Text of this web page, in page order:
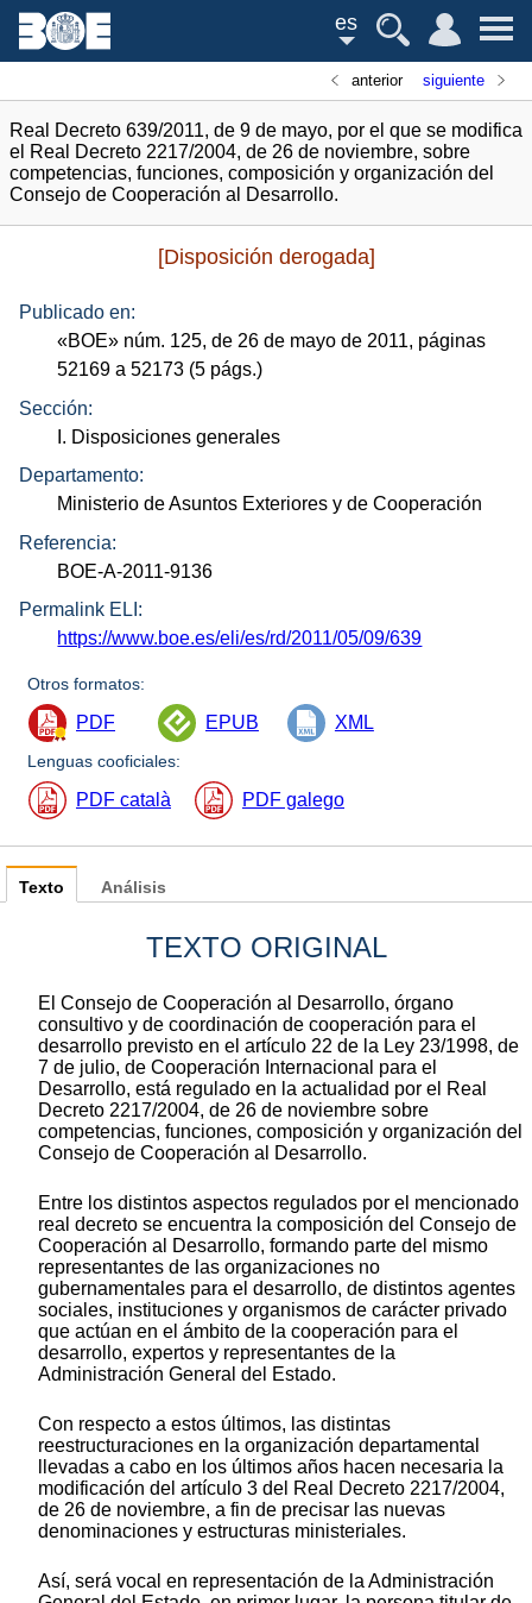
es
anterior siguiente
Real Decreto 639/2011, de 9 de mayo, por el que se modifica
el Real Decreto 2217/2004, de 26 de noviembre, sobre
competencias, funciones, composición y organización del
Consejo de Cooperación al Desarrollo.
[Disposición derogada]
Publicado en:
«BOE» núm. 125, de 26 de mayo de 2011, páginas
52169 a 52173 (5 págs.)
Sección:
I. Disposiciones generales
Departamento:
Ministerio de Asuntos Exteriores y de Cooperación
Referencia:
BOE-A-2011-9136
Permalink ELI:
https://www.boe.es/eli/es/rd/2011/05/09/639
Otros formatos:
PDF EPUB XML
Lenguas cooficiales:
PDF català PDF galego
Texto
TEXTO ORIGINAL
El Consejo de Cooperación al Desarrollo, órgano
consultivo y de coordinación de cooperación para el
desarrollo previsto en el artículo 22 de la Ley 23/1998, de
7 de julio, de Cooperación Internacional para el
Desarrollo, está regulado en la actualidad por el Real
Decreto 2217/2004, de 26 de noviembre sobre
competencias, funciones, composición y organización del
Consejo de Cooperación al Desarrollo.
Entre los distintos aspectos regulados por el mencionado
real decreto se encuentra la composición del Consejo de
Cooperación al Desarrollo, formando parte del mismo
representantes de las organizaciones no
gubernamentales para el desarrollo, de distintos agentes
sociales, instituciones y organismos de carácter privado
que actúan en el ámbito de la cooperación para el
desarrollo, expertos y representantes de la
Administración General del Estado.
Con respecto a estos últimos, las distintas
reestructuraciones en la organización departamental
llevadas a cabo en los últimos años hacen necesaria la
modificación del artículo 3 del Real Decreto 2217/2004,
de 26 de noviembre, a fin de precisar las nuevas
denominaciones y estructuras ministeriales.
Así, será vocal en representación de la Administración
Análisis